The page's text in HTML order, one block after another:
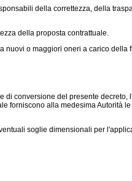
della correttezza, della
della proposta contrattuale.
nuovi o maggiori oneri a carico della
conversione del presente decreto,
forniscono alla medesima Autorità
soglie dimensionali per